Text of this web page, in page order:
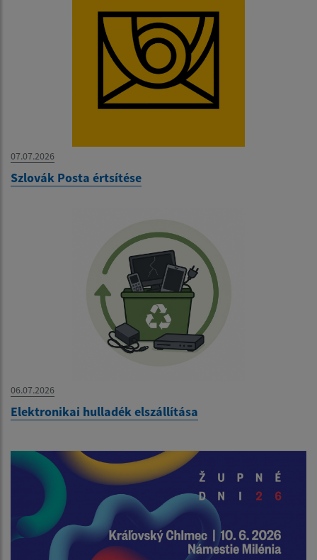
07.07.2026
Szlovák Posta értsítése
06.07.2026
Elektronikai hulladék elszállítása